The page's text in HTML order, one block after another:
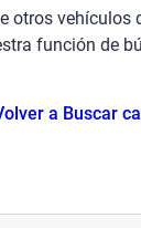
otros vehículos
función de
a Buscar